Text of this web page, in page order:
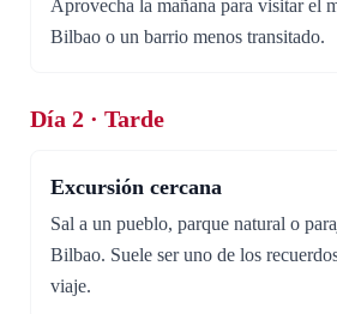
Aprovecha la mañana para visitar el
Bilbao o un barrio menos transitado.
Día 2 · Tarde
Excursión cercana
Sal a un pueblo, parque natural o
Bilbao. Suele ser uno de los
viaje.